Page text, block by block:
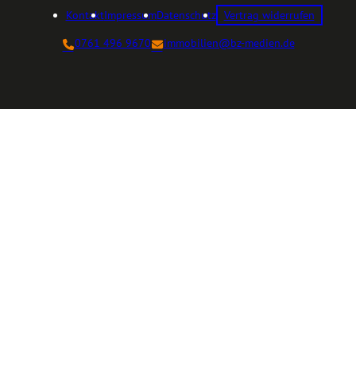
KontaktImpressumDatenschutz Vertrag widerrufen
0761 496 9670
immobilien@bz-medien.de